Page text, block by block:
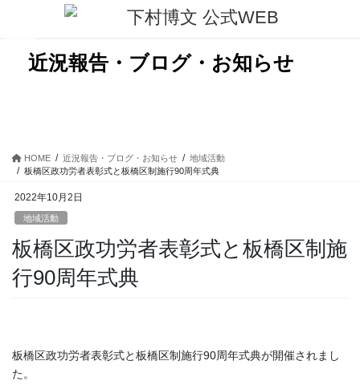
近況報告・ブログ・お知らせ
HOME 近況報告・ブログ・お知らせ
地域活動
板橋区政功労者表彰式と板橋区制施行90周年式典
2022年10月2日
地域活動
板橋区政功労者表彰式と板橋区制施
行90周年式典
板橋区政功労者表彰式と板橋区制施行90周年式典が開催されまし
た。